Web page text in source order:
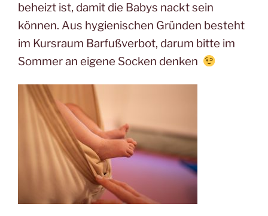
beheizt ist, damit die Babys nackt sein
können. Aus hygienischen Gründen besteht
im Kursraum Barfußverbot, darum bitte im
Sommer an eigene Socken denken